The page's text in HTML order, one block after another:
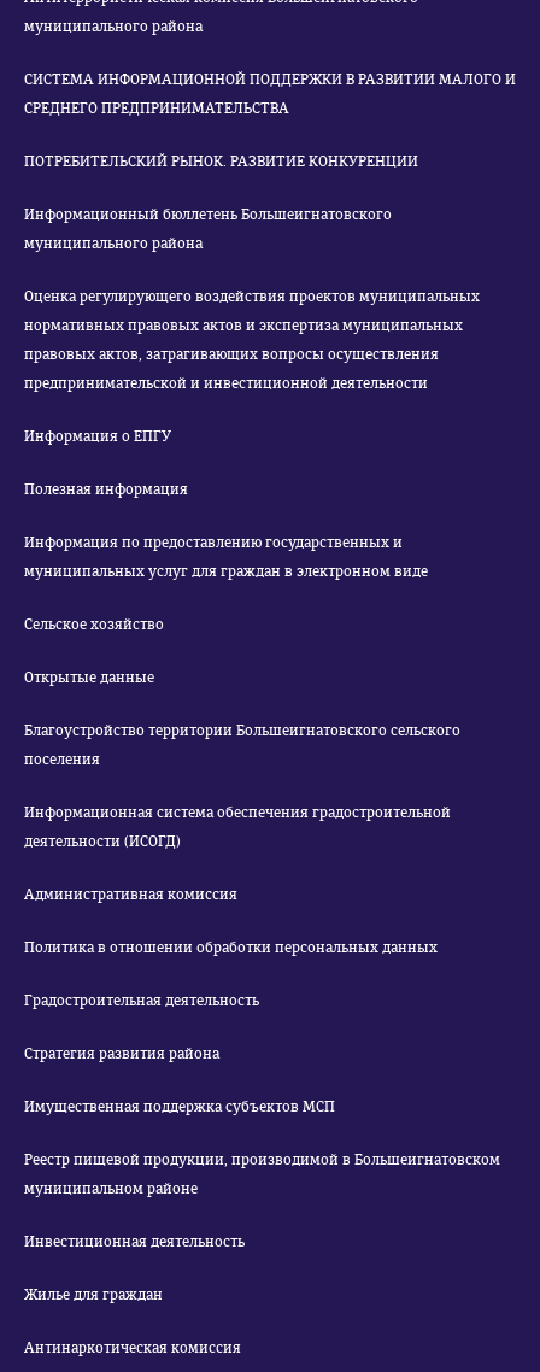
муниципального района
СИСТЕМА ИНФОРМАЦИОННОЙ ПОДДЕРЖКИ В РАЗВИТИИ МАЛОГО И
СРЕДНЕГО ПРЕДПРИНИМАТЕЛЬСТВА
ПОТРЕБИТЕЛЬСКИЙ РЫНОК. РАЗВИТИЕ КОНКУРЕНЦИИ
Информационный бюллетень Большеигнатовского
муниципального района
Оценка регулирующего воздействия проектов муниципальных
нормативных правовых актов и экспертиза муниципальных
правовых актов, затрагивающих вопросы осуществления
предпринимательской и инвестиционной деятельности
Информация о ЕПГУ
Полезная информация
Информация по предоставлению государственных и
муниципальных услуг для граждан в электронном виде
Сельское хозяйство
Открытые данные
Благоустройство территории Большеигнатовского сельского
поселения
Информационная система обеспечения градостроительной
деятельности (ИСОГД)
Административная комиссия
Политика в отношении обработки персональных данных
Градостроительная деятельность
Стратегия развития района
Имущественная поддержка субъектов МСП
Реестр пищевой продукции, производимой в Большеигнатовском
муниципальном районе
Инвестиционная деятельность
Жилье для граждан
Антинаркотическая комиссия